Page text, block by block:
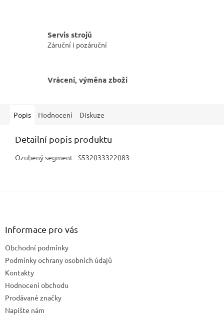
Servis strojů
Záruční i pozáruční
Vrácení, výměna zboží
Popis Hodnocení Diskuze
Detailní popis produktu
Ozubený segment - S532033322083
Z
Informace pro vás
Obchodní podmínky
Podmínky ochrany osobních údajů
Kontakty
Hodnocení obchodu
Prodávané značky
Napište nám